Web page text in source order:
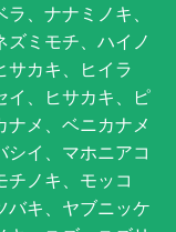
、ナナミノキ、
ミモチ、ハイノ
サカキ、ヒイラ
イ、ヒサカキ、ピ
メ、ベニカナメ
イ、マホニアコ
チノキ、モッコ
バキ、ヤブニッケ